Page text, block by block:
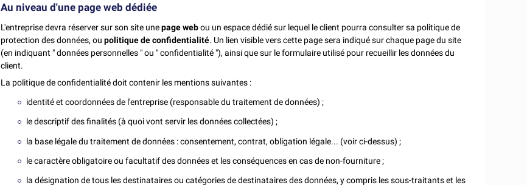
Au niveau d'une page web dédiée
L'entreprise devra réserver sur son site unepage webou un espace dédié sur lequel le client pourra consulter sa politique de
protection des données, oupolitique de confidentialité. Un lien visible vers cette page sera indiqué sur chaque page du site
(en indiquant " données personnelles " ou " confidentialité "), ainsi que sur le formulaire utilisé pour recueillir les données du
client.
La politique de confidentialité doit contenir les mentions suivantes :
identité et coordonnées de l'entreprise (responsable du traitement de données) ;
le descriptif des finalités (à quoi vont servir les données collectées) ;
la base légale du traitement de données : consentement, contrat, obligation légale... (voir ci-dessus) ;
le caractère obligatoire ou facultatif des données et les conséquences en cas de non-fourniture ;
la désignation de tous les destinataires ou catégories de destinataires des données, y compris les sous-traitants et les